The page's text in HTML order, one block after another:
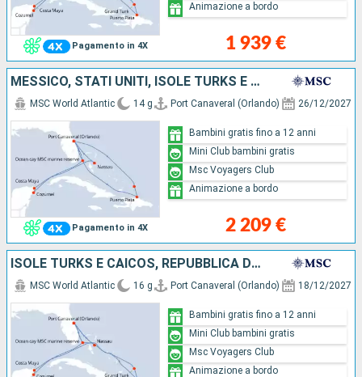
Pagamento in 4X 1 939 €
Animazione a bordo
MESSICO, STATI UNITI, ISOLE TURKS E CAICOS, REPUBBLICA DOMINICANA, BAHAMAS
Pagamento in 4X
MSC World Atlantic 14 g Port Canaveral (Orlando) 26/12/2027
2 209 €
Bambini gratis fino a 12 anni
Mini Club bambini gratis
Msc Voyagers Club
Animazione a bordo
ISOLE TURKS E CAICOS, REPUBBLICA DOMINICANA, STATI UNITI, BAHAMAS, MESSICO
MSC World Atlantic 16 g Port Canaveral (Orlando) 18/12/2027
Bambini gratis fino a 12 anni
Mini Club bambini gratis
Msc Voyagers Club
Animazione a bordo